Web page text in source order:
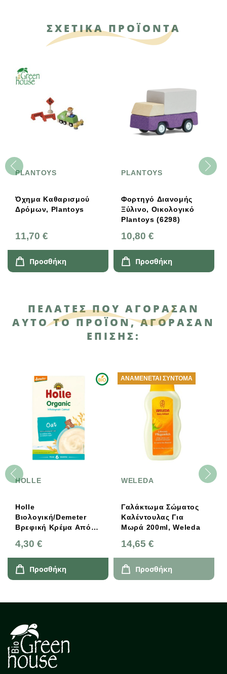
ΣΧΕΤΙΚΑ ΠΡΟΪΟΝΤΑ
PLANTOYS
Όχημα Καθαρισμού
Δρόμων, Plantoys
11,70 €
Προσθήκη
PLANTOYS
Φορτηγό Διανομής
Ξύλινο, Οικολογικό
Plantoys (6298)
10,80 €
Προσθήκη
ΠΕΛΆΤΕΣ ΠΟΥ ΑΓΌΡΑΣΑΝ
ΑΥΤΌ ΤΟ ΠΡΟΪΌΝ, ΑΓΌΡΑΣΑΝ
ΕΠΊΣΗΣ:
HOLLE
Holle
Βιολογική/Demeter
Βρεφική Κρέμα Από
4,30 €
Προσθήκη
WELEDA
Γαλάκτωμα Σώματος
Καλέντουλας Για
Μωρά 200ml, Weleda
14,65 €
ΑΝΑΜΈΝΕΤΑΙ ΣΎΝΤΟΜΑ
Προσθήκη